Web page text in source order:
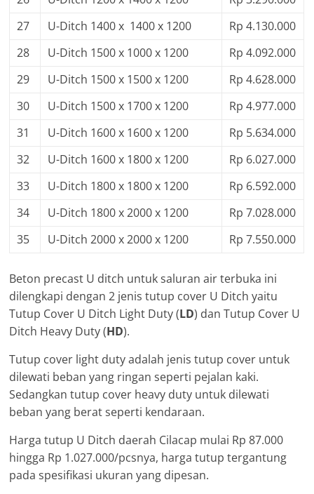
27
U-Ditch 1400 x 1400 x 1200
Rp 4.130.000
28
U-Ditch 1500 x 1000 x 1200
Rp 4.092.000
29
U-Ditch 1500 x 1500 x 1200
Rp 4.628.000
30
U-Ditch 1500 x 1700 x 1200
Rp 4.977.000
31
U-Ditch 1600 x 1600 x 1200
Rp 5.634.000
32
U-Ditch 1600 x 1800 x 1200
Rp 6.027.000
33
U-Ditch 1800 x 1800 x 1200
Rp 6.592.000
34
U-Ditch 1800 x 2000 x 1200
Rp 7.028.000
35
U-Ditch 2000 x 2000 x 1200 Rp 7.550.000
Beton precast U ditch untuk saluran air terbuka ini
dilengkapi dengan 2 jenis tutup cover U Ditch yaitu
Tutup Cover U Ditch Light Duty (LD) dan Tutup Cover U
Ditch Heavy Duty (HD).
Tutup cover light duty adalah jenis tutup cover untuk
dilewati beban yang ringan seperti pejalan kaki.
Sedangkan tutup cover heavy duty untuk dilewati
beban yang berat seperti kendaraan.
Harga tutup U Ditch daerah Cilacap mulai Rp 87.000
hingga Rp 1.027.000/pcsnya, harga tutup tergantung
pada spesifikasi ukuran yang dipesan.